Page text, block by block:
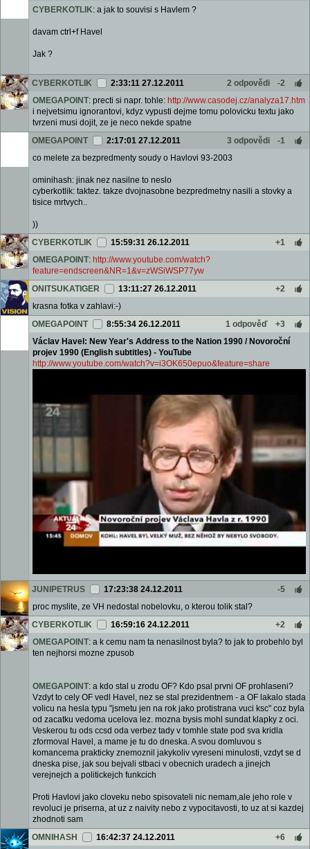
CYBERKOTLIK: a jak to souvisi s Havlem ?
davam ctrl+f Havel
Jak ?
CYBERKOTLIK 2:33:11 27.12.2011 2 odpovědi
-2
OMEGAPOINT: precti si napr. tohle: http://www.casodej.cz/analyza17.htm
i nejvetsimu ignorantovi, kdyz vypusti dejme tomu polovicku textu jako
tvrzeni musi dojit, ze je neco nekde spatne
OMEGAPOINT
2:17:01 27.12.2011 3 odpovědi
-1
co melete za bezpredmenty soudy o Havlovi 93-2003
ominihash: jinak nez nasilne to neslo
cyberkotlik: taktez. takze dvojnasobne bezpredmetny nasili a stovky a
tisice mrtvych..
))
CYBERKOTLIK
15:59:31 26.12.2011
+1
OMEGAPOINT: http://www.youtube.com/watch?
feature=endscreen&NR=1&v=zWSiWSP77yw
ONITSUKATIGER
13:11:27 26.12.2011
+2
krasna fotka v zahlavi:-)
OMEGAPOINT
8:55:34 26.12.2011 1 odpověď
+3
Václav Havel: New Year's Address to the Nation 1990 / Novoroční
projev 1990 (English subtitles) - YouTube
http://www.youtube.com/watch?v=i3OK650epuo&feature=share
JUNIPETRUS 17:23:38 24.12.2011
-5
proc myslite, ze VH nedostal nobelovku, o kterou tolik stal?
CYBERKOTLIK
16:59:16 24.12.2011
+2
OMEGAPOINT: a k cemu nam ta nenasilnost byla? to jak to probehlo byl
ten nejhorsi mozne zpusob
OMEGAPOINT: a kdo stal u zrodu OF? Kdo psal prvni OF prohlaseni?
Vzdyt to cely OF vedl Havel, nez se stal prezidentnem - a OF lakalo stada
volicu na hesla typu "jsmetu jen na rok jako protistrana vuci ksc" coz byla
od zacatku vedoma ucelova lez. mozna bysis mohl sundat klapky z oci.
Veskerou tu ods ccsd oda verbez tady v tomhle state pod sva kridla
zformoval Havel, a mame je tu do dneska. A svou domluvou s
komancema prakticky znemoznil jakykoliv vyreseni minulosti, vzdyt se d
dneska pise, jak sou bejvali stbaci v obecnich uradech a jinejch
verejnejch a politickejch funkcich
Proti Havlovi jako cloveku nebo spisovateli nic nemam,ale jeho role v
revoluci je priserna, at uz z naivity nebo z vypocitavosti, to uz at si kazdej
zhodnoti sam
OMNIHASH
16:42:37 24.12.2011
+6